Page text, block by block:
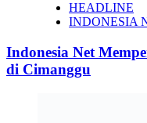
HEADLINE
INDONESIA
Indonesia Net
di Cimanggu